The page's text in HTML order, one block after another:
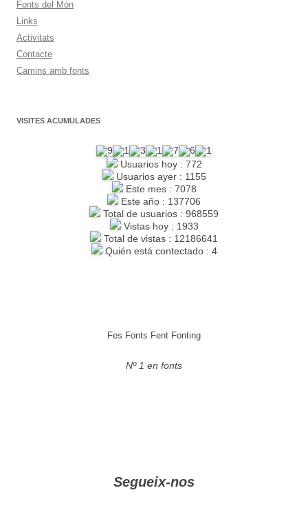
Fonts del Món
Links
Activitats
Contacte
Camins amb fonts
VISITES ACUMULADES
Usuarios hoy : 772
Usuarios ayer : 1155
Este mes : 7078
Este año : 137706
Total de usuarios : 968559
Vistas hoy : 1933
Total de vistas : 12186641
Quién está contectado : 4
Fes Fonts Fent Fonting
Nº 1 en fonts
Segueix-nos